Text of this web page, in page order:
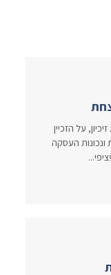
על הזכיין
העסקה